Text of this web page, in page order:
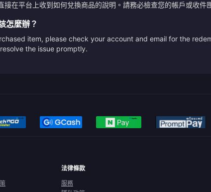
在平台上收到如何兌換商品的說明。請務必檢查您的帳戶或收件
怎麼辦？
item, please check your account and email for the
the issue promptly.
法律條款
服務